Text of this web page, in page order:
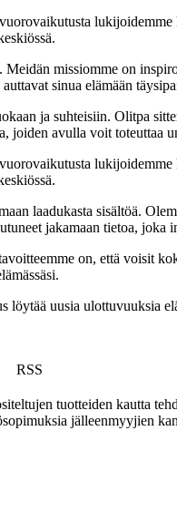
missiomme on
sinua elämään
ja suhteisiin. Olitpa
avulla voit toteuttaa
laadukasta sisältöä.
jakamaan tietoa, joka
on, että voisit
uusia ulottuvuuksia
RSS
tuotteiden kautta
jälleenmyyjien